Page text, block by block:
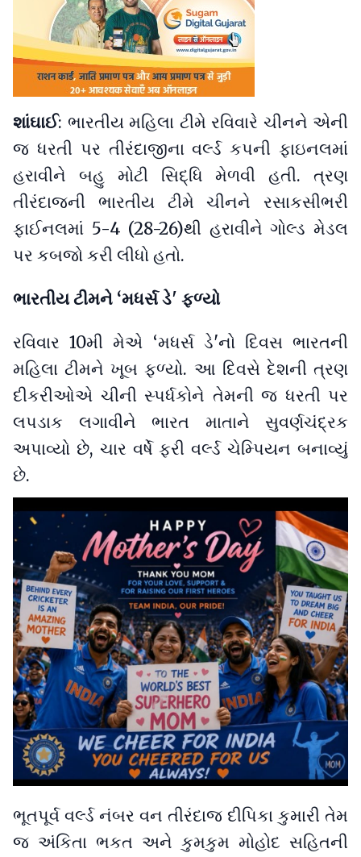
શાંઘાઈ: ભારતીય મહિલા ટીમે રવિવારે ચીનને એની
જ ધરતી પર તીરંદાજીના વર્લ્ડ કપની ફાઇનલમાં
હરાવીને બહુ મોટી સિદ્ધિ મેળવી હતી. ત્રણ
તીરંદાજની ભારતીય ટીમે ચીનને રસાકસીભરી
ફાઈનલમાં 5-4 (28-26)થી હરાવીને ગોલ્ડ મેડલ
પર કબજો કરી લીધો હતો.
ભારતીય ટીમને ‘મધર્સ ડે' ફળ્યો
રવિવાર 10મી મેએ ‘મધર્સ ડે'નો દિવસ ભારતની
મહિલા ટીમને ખૂબ ફળ્યો. આ દિવસે દેશની ત્રણ
દીકરીઓએ ચીની સ્પર્ધકોને તેમની જ ધરતી પર
લપડાક લગાવીને ભારત માતાને સુવર્ણચંદ્રક
અપાવ્યો છે, ચાર વર્ષે ફરી વર્લ્ડ ચેમ્પિયન બનાવ્યું
છે.
ભૂતપૂર્વ વર્લ્ડ નંબર વન તીરંદાજ દીપિકા કુમારી તેમ
જ અંકિતા ભકત અને કુમકુમ મોહોદ સહિતની